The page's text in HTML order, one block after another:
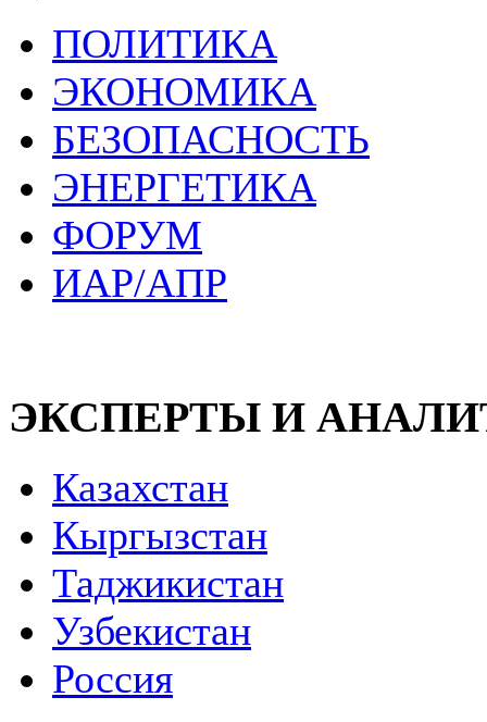
ПОЛИТИКА
ЭКОНОМИКА
БЕЗОПАСНОСТЬ
ЭНЕРГЕТИКА
ФОРУМ
ИАР/АПР
ЭКСПЕРТЫ И
Казахстан
Кыргызстан
Таджикистан
Узбекистан
Россия